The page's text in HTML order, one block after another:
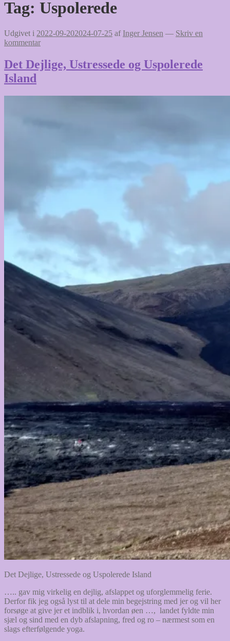
Tag: Uspolerede
Udgivet i 2022-09-202024-07-25 af Inger Jensen — Skriv en
kommentar
Det Dejlige, Ustressede og Uspolerede
Island
Det Dejlige, Ustressede og Uspolerede Island
….. gav mig virkelig en dejlig, afslappet og uforglemmelig ferie.
Derfor fik jeg også lyst til at dele min begejstring med jer og vil her
forsøge at give jer et indblik i, hvordan øen …, landet fyldte min
sjæl og sind med en dyb afslapning, fred og ro – nærmest som en
slags efterfølgende yoga.